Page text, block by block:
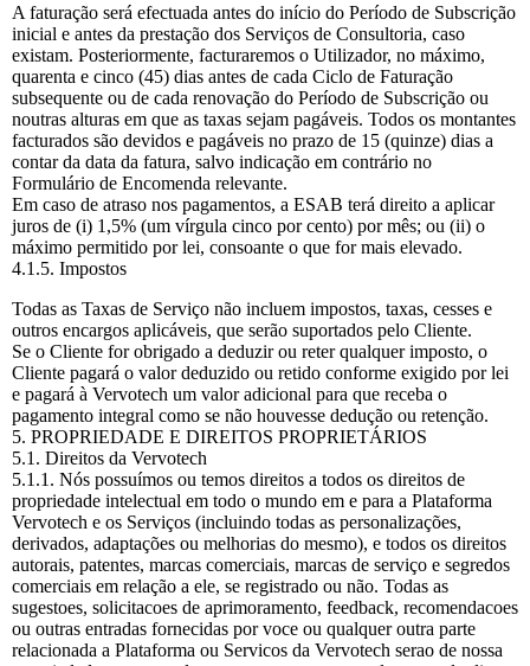
A faturação será efectuada antes do início do Período de Subscrição
inicial e antes da prestação dos Serviços de Consultoria, caso
existam. Posteriormente, facturaremos o Utilizador, no máximo,
quarenta e cinco (45) dias antes de cada Ciclo de Faturação
subsequente ou de cada renovação do Período de Subscrição ou
noutras alturas em que as taxas sejam pagáveis. Todos os montantes
facturados são devidos e pagáveis no prazo de 15 (quinze) dias a
contar da data da fatura, salvo indicação em contrário no
Formulário de Encomenda relevante.
Em caso de atraso nos pagamentos, a ESAB terá direito a aplicar
juros de (i) 1,5% (um vírgula cinco por cento) por mês; ou (ii) o
máximo permitido por lei, consoante o que for mais elevado.
4.1.5. Impostos
Todas as Taxas de Serviço não incluem impostos, taxas, cesses e
outros encargos aplicáveis, que serão suportados pelo Cliente.
Se o Cliente for obrigado a deduzir ou reter qualquer imposto, o
Cliente pagará o valor deduzido ou retido conforme exigido por lei
e pagará à Vervotech um valor adicional para que receba o
pagamento integral como se não houvesse dedução ou retenção.
5. PROPRIEDADE E DIREITOS PROPRIETÁRIOS
5.1. Direitos da Vervotech
5.1.1. Nós possuímos ou temos direitos a todos os direitos de
propriedade intelectual em todo o mundo em e para a Plataforma
Vervotech e os Serviços (incluindo todas as personalizações,
derivados, adaptações ou melhorias do mesmo), e todos os direitos
autorais, patentes, marcas comerciais, marcas de serviço e segredos
comerciais em relação a ele, se registrado ou não. Todas as
sugestoes, solicitacoes de aprimoramento, feedback, recomendacoes
ou outras entradas fornecidas por voce ou qualquer outra parte
relacionada a Plataforma ou Servicos da Vervotech serao de nossa